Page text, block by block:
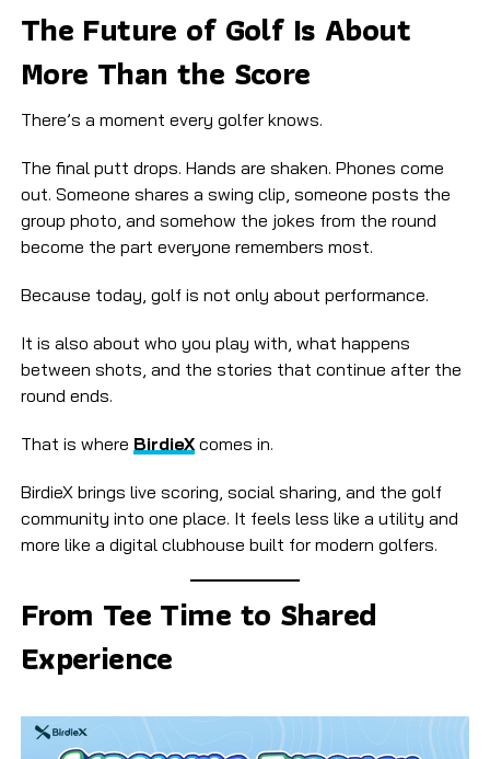
The Future of Golf Is About
More Than the Score
There’s a moment every golfer knows.
The final putt drops. Hands are shaken. Phones come
out. Someone shares a swing clip, someone posts the
group photo, and somehow the jokes from the round
become the part everyone remembers most.
Because today, golf is not only about performance.
It is also about who you play with, what happens
between shots, and the stories that continue after the
round ends.
That is where BirdieXcomes in.
BirdieX brings live scoring, social sharing, and the golf
community into one place. It feels less like a utility and
more like a digital clubhouse built for modern golfers.
From Tee Time to Shared
Experience